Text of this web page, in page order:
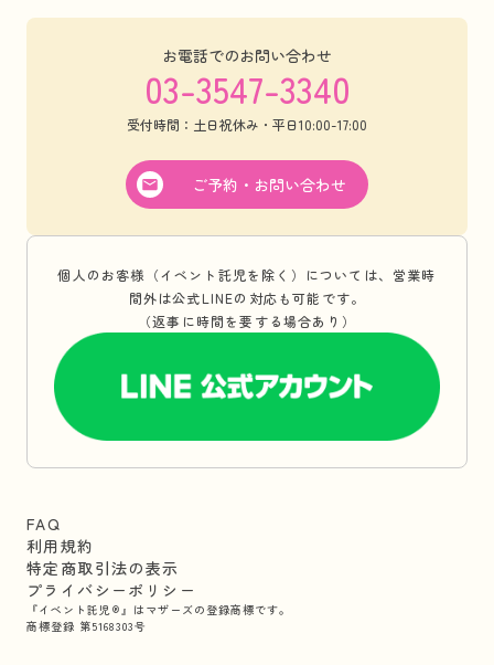
お電話でのお問い合わせ
03-3547-3340
受付時間：土日祝休み・平日10:00-17:00
ご予約・お問い合わせ
個人のお客様（イベント託児を除く）については、営業時
間外は公式LINEの対応も可能です。
（返事に時間を要する場合あり）
FAQ
利用規約
特定商取引法の表示
プライバシーポリシー
『イベント託児®』はマザーズの登録商標です。
商標登録 第5168303号